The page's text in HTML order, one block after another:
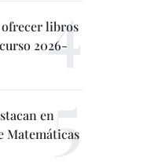
libros
2026-
en
Matemáticas